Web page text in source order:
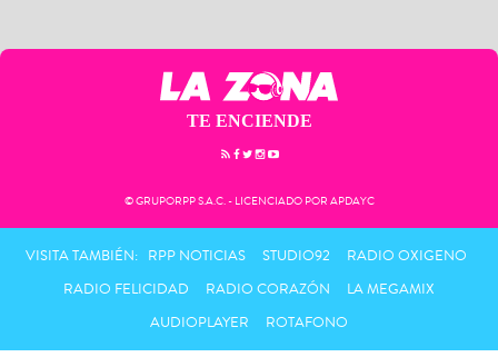
TE ENCIENDE
© GRUPORPP S.A.C. - LICENCIADO POR APDAYC
VISITA TAMBIÉN: RPP NOTICIAS STUDIO92
RADIO OXIGENO
RADIO FELICIDAD
RADIO CORAZÓN
LA MEGAMIX
AUDIOPLAYER
ROTAFONO